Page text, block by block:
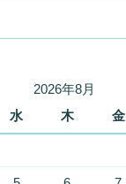
2026年8月
水 木 金